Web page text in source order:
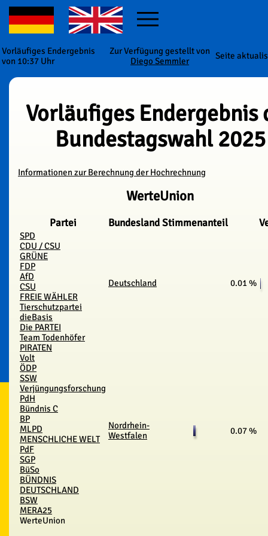
Vorläufiges Endergebnis
von 10:37 Uhr
Zur Verfügung gestellt von
Diego Semmler
Seite
Vorläufiges Endergebnis
Bundestagswahl 2025
Informationen zur Berechnung der Hochrechnung
WerteUnion
Partei BundeslandStimmenanteil
SPD
CDU / CSU
GRÜNE
FDP
AfD
CSU
FREIE WÄHLER
Tierschutzpartei
dieBasis
Die PARTEI
Team Todenhöfer
PIRATEN
Volt
ÖDP
SSW
Verjüngungsforschung
PdH
Bündnis C
BP
MLPD
MENSCHLICHE WELT
PdF
SGP
BüSo
BÜNDNIS
DEUTSCHLAND
BSW
MERA25
WerteUnion
Deutschland 0.01 %
Nordrhein-
Westfalen
0.07 %